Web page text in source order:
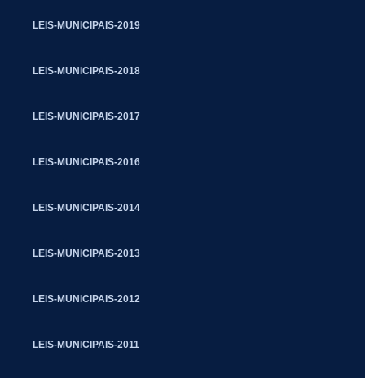
LEIS-MUNICIPAIS-2019
LEIS-MUNICIPAIS-2018
LEIS-MUNICIPAIS-2017
LEIS-MUNICIPAIS-2016
LEIS-MUNICIPAIS-2014
LEIS-MUNICIPAIS-2013
LEIS-MUNICIPAIS-2012
LEIS-MUNICIPAIS-2011